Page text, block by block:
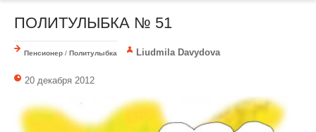
ПОЛИТУЛЫБКА № 51
Пенсионер / Политулыбка Liudmila Davydova
20 декабря 2012